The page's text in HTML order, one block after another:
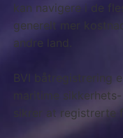
kan navigere i de
generelt mer
andre land.
BVI båtregistrering
maritime
sikrer at